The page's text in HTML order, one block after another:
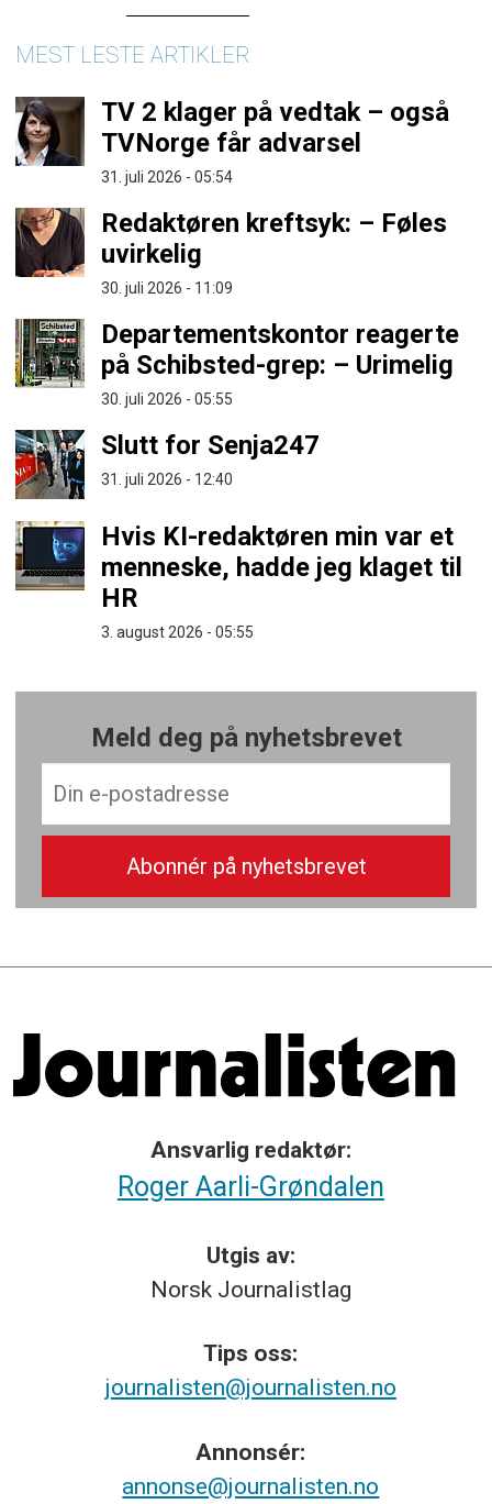
MEST LESTE ARTIKLER
TV 2 klager på vedtak – også
TVNorge får advarsel
31. juli 2026 - 05:54
Redaktøren kreftsyk: – Føles
uvirkelig
30. juli 2026 - 11:09
Departementskontor reagerte
på Schibsted-grep: – Urimelig
30. juli 2026 - 05:55
Slutt for Senja247
31. juli 2026 - 12:40
Hvis KI-redaktøren min var et
menneske, hadde jeg klaget til
HR
3. august 2026 - 05:55
Meld deg på nyhetsbrevet
Ansvarlig redaktør:
Roger Aarli-Grøndalen
Utgis av:
Norsk Journalistlag
Tips oss:
journalisten@journalisten.no
Annonsér:
annonse@journalisten.no